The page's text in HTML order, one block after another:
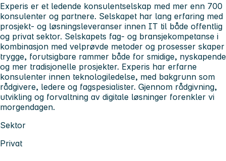
Experis er et ledende konsulentselskap med mer enn 700
konsulenter og partnere. Selskapet har lang erfaring med
prosjekt- og løsningsleveranser innen IT til både offentlig
og privat sektor. Selskapets fag- og bransjekompetanse i
kombinasjon med velprøvde metoder og prosesser skaper
trygge, forutsigbare rammer både for smidige, nyskapende
og mer tradisjonelle prosjekter. Experis har erfarne
konsulenter innen teknologiledelse, med bakgrunn som
rådgivere, ledere og fagspesialister. Gjennom rådgivning,
utvikling og forvaltning av digitale løsninger forenkler vi
morgendagen.
Sektor
Privat